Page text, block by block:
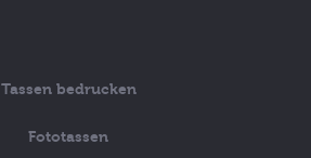
Tassen bedrucken
Fototassen